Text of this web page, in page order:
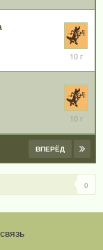
2016
11
2016
12
2016
ВПЕРЁД
0